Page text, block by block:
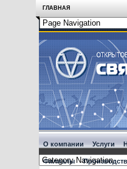
ГЛАВНАЯ
О компании Услуги
Филиалы